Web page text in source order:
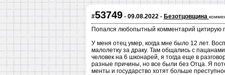
#53749- 09.08.2022 - Безотцовщина
Попался любопытный комментарий цитирую
У меня отец умер, когда мне было 12 лет.
малолетку за драку. Там общались с
человек на 6 шконарей, я тогда еще в
разные причины, но все были без Отца. Я
менты и государство хотят больше